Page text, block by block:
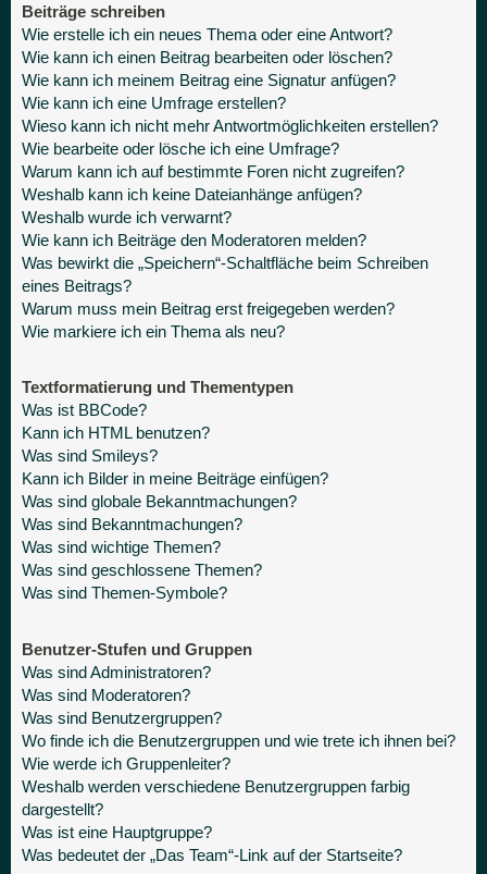
Beiträge schreiben
Wie erstelle ich ein neues Thema oder eine Antwort?
Wie kann ich einen Beitrag bearbeiten oder löschen?
Wie kann ich meinem Beitrag eine Signatur anfügen?
Wie kann ich eine Umfrage erstellen?
Wieso kann ich nicht mehr Antwortmöglichkeiten erstellen?
Wie bearbeite oder lösche ich eine Umfrage?
Warum kann ich auf bestimmte Foren nicht zugreifen?
Weshalb kann ich keine Dateianhänge anfügen?
Weshalb wurde ich verwarnt?
Wie kann ich Beiträge den Moderatoren melden?
Was bewirkt die „Speichern“-Schaltfläche beim Schreiben
eines Beitrags?
Warum muss mein Beitrag erst freigegeben werden?
Wie markiere ich ein Thema als neu?
Textformatierung und Thementypen
Was ist BBCode?
Kann ich HTML benutzen?
Was sind Smileys?
Kann ich Bilder in meine Beiträge einfügen?
Was sind globale Bekanntmachungen?
Was sind Bekanntmachungen?
Was sind wichtige Themen?
Was sind geschlossene Themen?
Was sind Themen-Symbole?
Benutzer-Stufen und Gruppen
Was sind Administratoren?
Was sind Moderatoren?
Was sind Benutzergruppen?
Wo finde ich die Benutzergruppen und wie trete ich ihnen bei?
Wie werde ich Gruppenleiter?
Weshalb werden verschiedene Benutzergruppen farbig
dargestellt?
Was ist eine Hauptgruppe?
Was bedeutet der „Das Team“-Link auf der Startseite?